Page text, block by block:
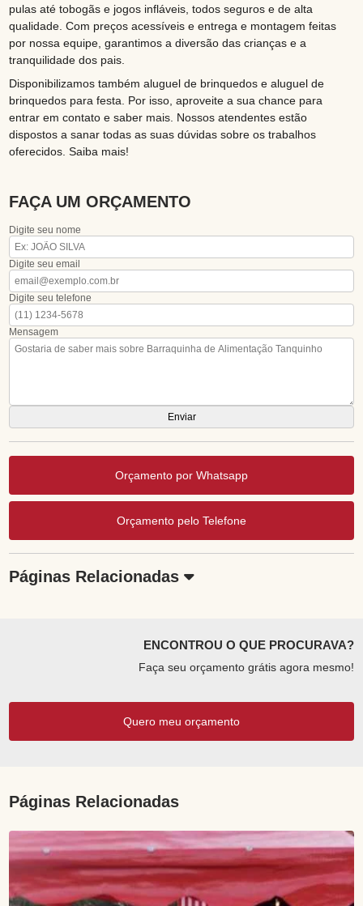
pulas até tobogãs e jogos infláveis, todos seguros e de alta
qualidade. Com preços acessíveis e entrega e montagem feitas
por nossa equipe, garantimos a diversão das crianças e a
tranquilidade dos pais.
Disponibilizamos também aluguel de brinquedos e aluguel de
brinquedos para festa. Por isso, aproveite a sua chance para
entrar em contato e saber mais. Nossos atendentes estão
dispostos a sanar todas as suas dúvidas sobre os trabalhos
oferecidos. Saiba mais!
FAÇA UM ORÇAMENTO
Digite seu nome
Digite seu email
Digite seu telefone
Mensagem
Orçamento por Whatsapp
Orçamento pelo Telefone
Páginas Relacionadas
ENCONTROU O QUE PROCURAVA?
Faça seu orçamento grátis agora mesmo!
Quero meu orçamento
Páginas Relacionadas